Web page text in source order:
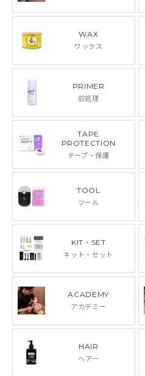
WAX
ワックス
PRIMER
前処理
TAPE
PROTECTION
テープ・保護
TOOL
ツール
KIT・SET
キット・セット
ACADEMY
アカデミー
HAIR
ヘアー